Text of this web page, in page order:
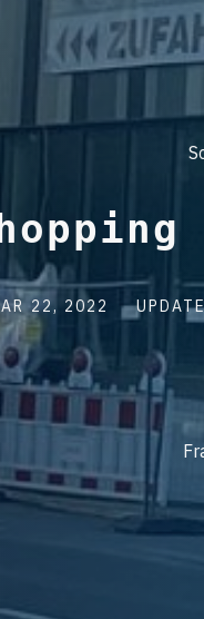
22, 2022
Post
updated
date